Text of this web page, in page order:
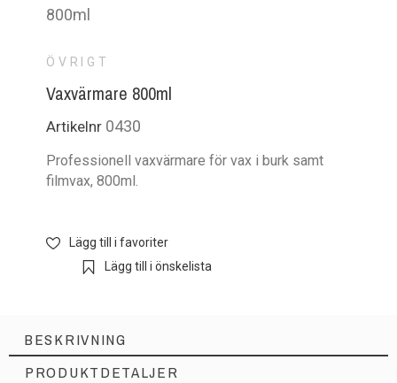
ÖVRIGT
Vaxvärmare 800ml
Artikelnr 0430
Professionell vaxvärmare för vax i burk samt
filmvax, 800ml.
Lägg till i favoriter
Lägg till i önskelista
BESKRIVNING
PRODUKTDETALJER